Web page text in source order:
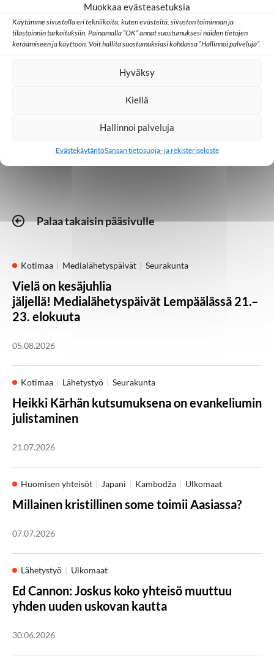
Muokkaa evästeasetuksia
Käytämme sivustolla eri tekniikoita, kuten evästeitä, sivuston toiminnan ja
tilastoinnin tarkoituksiin. Painamalla ”OK” annat suostumuksesi näiden tietojen
keräämiseen ja käyttöön. Voit hallita suostumuksiasi kohdassa ”Hallinnoi palveluja”.
Hyväksy
Kiellä
Hallinnoi palveluja
EvästekäytäntöSansan tietosuoja- ja rekisteriseloste
Seurakunta Tapahtumat
Vapaaehtoistoiminta
Palaa takaisin pääsivulle
Kotimaa Medialähetyspäivät Seurakunta
Vielä on kesäjuhlia
jäljellä! Medialähetyspäivät Lempäälässä 21.–
23. elokuuta
05.08.2026
Kotimaa Lähetystyö Seurakunta
Heikki Kärhän kutsumuksena on evankeliumin
julistaminen
21.07.2026
Huomisen yhteisöt Japani Kambodža Ulkomaat
Millainen kristillinen some toimii Aasiassa?
07.07.2026
Lähetystyö Ulkomaat
Ed Cannon: Joskus koko yhteisö muuttuu
yhden uuden uskovan kautta
30.06.2026